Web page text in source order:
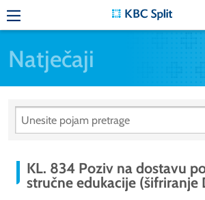
Natječaji
KL. 834 Poziv na dostavu
stručne edukacije (šifriranje